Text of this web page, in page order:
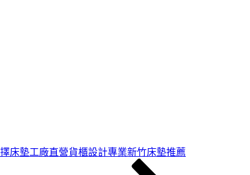
床墊工廠直營貨櫃設計專業新竹床墊推薦